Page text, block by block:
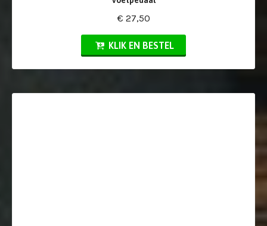
€ 27,50
KLIK EN BESTEL